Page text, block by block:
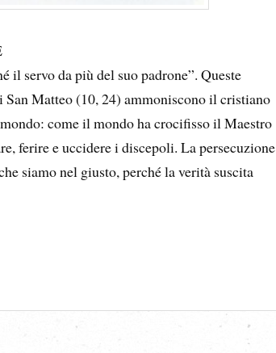
il servo da più del suo padrone”. Queste
Matteo (10, 24) ammoniscono il cristiano
come il mondo ha crocifisso il Maestro
ferire e uccidere i discepoli. La persecuzione
siamo nel giusto, perché la verità suscita